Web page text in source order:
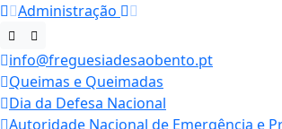
Administração
info@freguesiadesaobento.pt
Queimas e Queimadas
Dia da Defesa Nacional
Autoridade Nacional de Emergência e